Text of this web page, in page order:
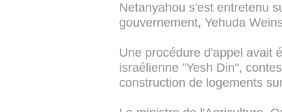
Netanyahou s'est entretenu
gouvernement, Yehuda
Une procédure d'appel avait
israélienne "Yesh Din",
construction de logements